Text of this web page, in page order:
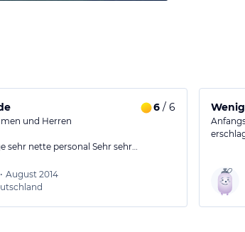
6/ 6
und Herren
sehr nette personal Sehr sehr…
• August 2014